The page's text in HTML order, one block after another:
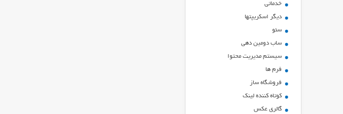
خدماتی
ديگر اسكريپتها
سئو
ساب دومین دهی
سیستم مدیریت محتوا
فرم ها
فروشگاه ساز
کوتاه کننده لینک
گالری عکس